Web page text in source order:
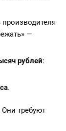
—
рублей:
.
Они требуют